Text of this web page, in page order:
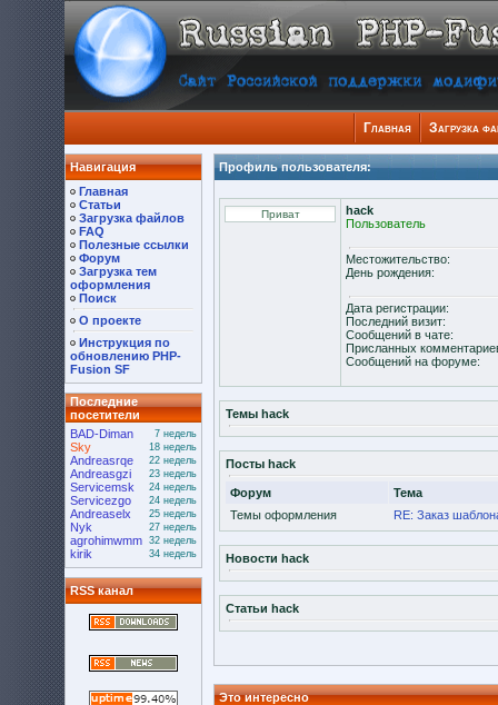
Главная Загрузка
Навигация
Главная
Статьи
Загрузка файлов
FAQ
Полезные ссылки
Форум
Загрузка тем
оформления
Поиск
О проекте
Инструкция по
обновлению PHP-
Fusion SF
Последние
посетители
BAD-Diman
7 недель
Sky 18 недель
Andreasrqe 22 недель
Andreasgzi 23 недель
Servicemsk 24 недель
Servicezgo 24 недель
Andreaselx 25 недель
Nyk 27 недель
agrohimwmm 32 недель
kirik 34 недель
RSS канал
Профиль пользователя:
hack
Пользователь
Местожительство:
День рождения:
Дата регистрации:
Последний визит:
Сообщений в чате:
Присланных
Сообщений на форуме:
Темы hack
Посты hack
Форум
Тема
Темы оформления
RE: Заказ
Новости hack
Статьи hack
Это интересно